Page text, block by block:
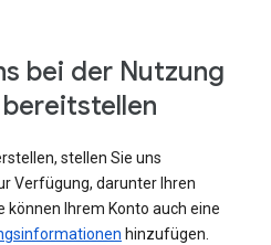
bei der Nutzung
stellen Sie uns
Verfügung, darunter Ihren
können Ihrem Konto auch eine
hinzufügen.